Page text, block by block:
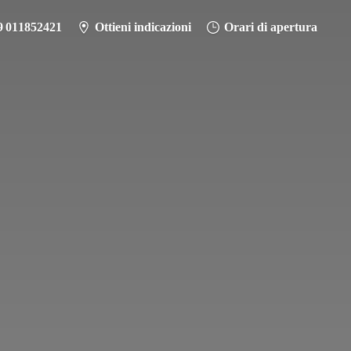
011852421 Ottieni indicazioni Orari di apertura